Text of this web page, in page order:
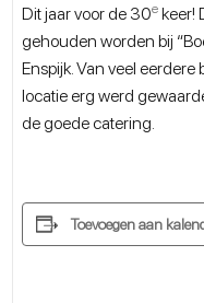
Dit jaar voor de 30e keer!
gehouden worden bij
Enspijk. Van veel
locatie erg werd
de goede catering.
Toevoegen aan